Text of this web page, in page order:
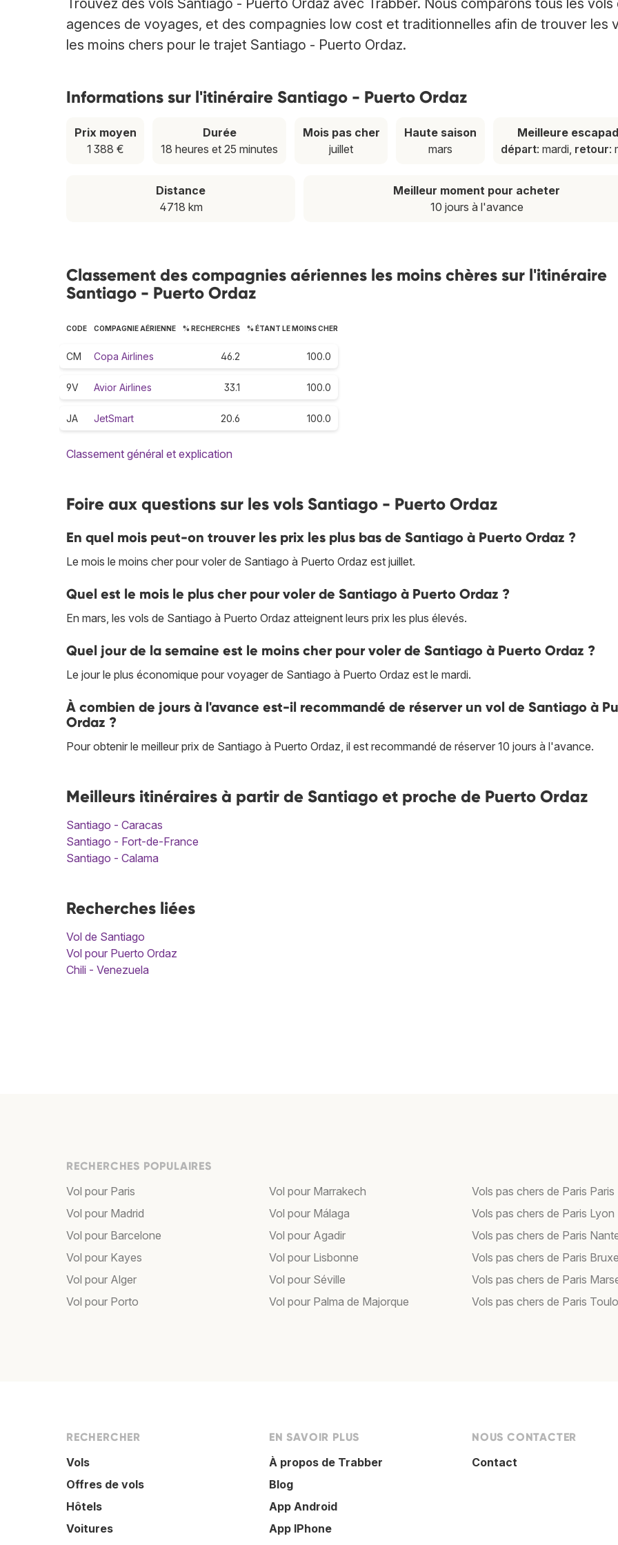
Trouvez des vols Santiago - Puerto Ordaz avec Trabber. Nous comparons tous les vols
agences de voyages, et des compagnies low cost et traditionnelles afin de trouver les
les moins chers pour le trajet Santiago - Puerto Ordaz.
Informations sur l'itinéraire Santiago - Puerto Ordaz
Prix moyen
1 388 €
Durée
18 heures et 25 minutes
Mois pas cher
juillet
Haute saison
mars
Meilleure
départ: mardi, retour:
Distance
4718 km
Meilleur moment pour acheter
10 jours à l'avance
Classement des compagnies aériennes les moins chères sur l'itinéraire
Santiago - Puerto Ordaz
CODE COMPAGNIE AÉRIENNE % RECHERCHES % ÉTANT LE MOINS CHER
CM Copa Airlines 46.2 100.0
9V Avior Airlines 33.1 100.0
JA JetSmart 20.6 100.0
Classement général et explication
Foire aux questions sur les vols Santiago - Puerto Ordaz
En quel mois peut-on trouver les prix les plus bas de Santiago à Puerto Ordaz ?
Le mois le moins cher pour voler de Santiago à Puerto Ordaz est juillet.
Quel est le mois le plus cher pour voler de Santiago à Puerto Ordaz ?
En mars, les vols de Santiago à Puerto Ordaz atteignent leurs prix les plus élevés.
Quel jour de la semaine est le moins cher pour voler de Santiago à Puerto Ordaz ?
Le jour le plus économique pour voyager de Santiago à Puerto Ordaz est le mardi.
À combien de jours à l'avance est-il recommandé de réserver un vol de Santiago à
Ordaz ?
Pour obtenir le meilleur prix de Santiago à Puerto Ordaz, il est recommandé de réserver 10 jours à l'avance.
Meilleurs itinéraires à partir de Santiago et proche de Puerto Ordaz
Santiago - Caracas
Santiago - Fort-de-France
Santiago - Calama
Recherches liées
Vol de Santiago
Vol pour Puerto Ordaz
Chili - Venezuela
RECHERCHES POPULAIRES
Vol pour Paris
Vol pour Madrid
Vol pour Barcelone
Vol pour Kayes
Vol pour Alger
Vol pour Porto
Vol pour Marrakech
Vol pour Málaga
Vol pour Agadir
Vol pour Lisbonne
Vol pour Séville
Vol pour Palma de Majorque
Vols pas chers de Paris Paris
Vols pas chers de Paris Lyon
Vols pas chers de Paris
Vols pas chers de Paris
Vols pas chers de Paris
Vols pas chers de Paris
RECHERCHER
Vols
Offres de vols
Hôtels
Voitures
EN SAVOIR PLUS
À propos de Trabber
Blog
App Android
App IPhone
NOUS CONTACTER
Contact